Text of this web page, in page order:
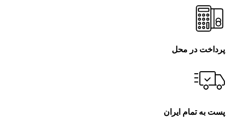
پرداخت در محل
پست به تمام ایران